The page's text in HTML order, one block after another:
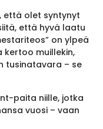
että olet syntynyt
että hyvä laatu
on ylpeä
kertoo muillekin,
tusinatavara – se
paita niille, jotka
vuosi – vaan